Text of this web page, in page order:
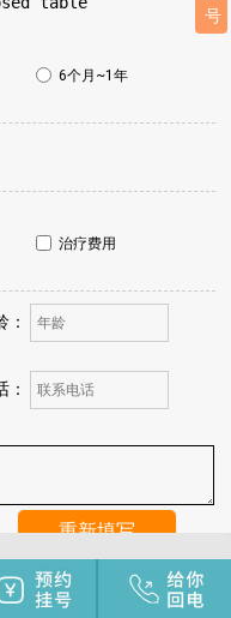
6个月~1年
治疗费用
：
：
，请保持手机畅通，注
号